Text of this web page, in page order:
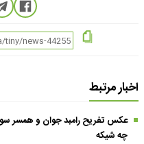
اخبار مرتبط
عکس تفریح رامبد جوان و همسر
چه شیکه